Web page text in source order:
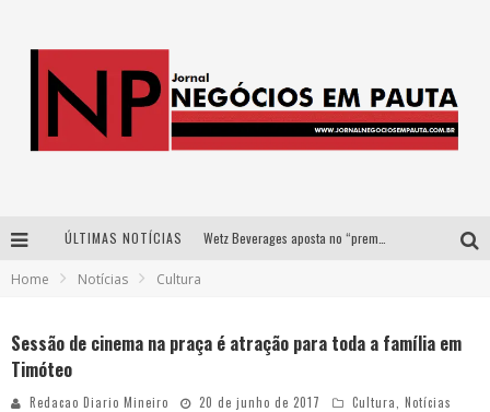
ÚLTIMAS NOTÍCIAS
Home Notícias Cultura
Sessão de cinema na praça é atração para toda a família em
Timóteo
Redacao Diario Mineiro 20 de junho de 2017 Cultura Notícias